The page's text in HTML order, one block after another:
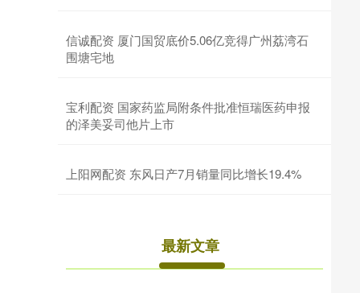
信诚配资 厦门国贸底价5.06亿竞得广州荔湾石
围塘宅地
宝利配资 国家药监局附条件批准恒瑞医药申报
的泽美妥司他片上市
上阳网配资 东风日产7月销量同比增长19.4%
最新文章